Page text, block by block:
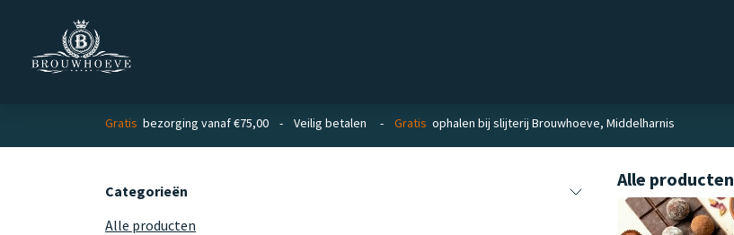
Gratis bezorging vanaf €75,00 - Veilig betalen - Gratis ophalen bij slijterij Brouwhoeve, Middelharnis
Categorieën
Alle producten
Alle producten